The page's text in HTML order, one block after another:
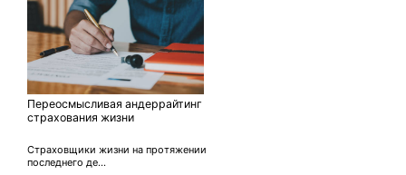
Переосмысливая андеррайтинг
страхования жизни
Страховщики жизни на протяжении
последнего де...